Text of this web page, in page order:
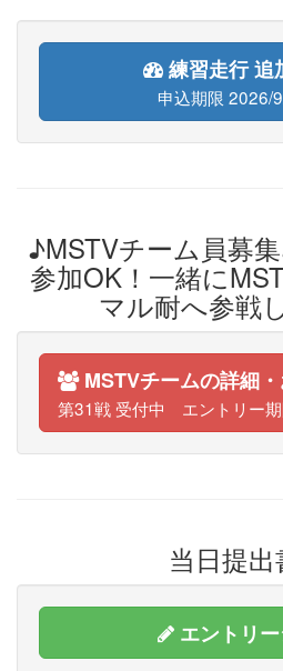
練習走行 追
申込期限 2026/
♪MSTVチーム員募
参加OK！一緒に
マル耐へ参戦
MSTVチームの詳細
第31戦 受付中 エントリー
当日提
エントリ